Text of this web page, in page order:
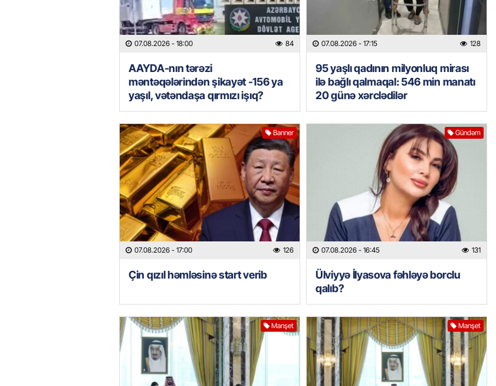
07.08.2026 - 18:00 84
AAYDA-nın tərəzi
məntəqələrindən şikayət -156 ya
yaşıl, vətəndaşa qırmızı işıq?
07.08.2026 - 17:15 128
95 yaşlı qadının milyonluq mirası
ilə bağlı qalmaqal: 546 min manatı
20 günə xərclədilər
Banner
07.08.2026 - 17:00 126
Çin qızıl həmləsinə start verib
Gündəm
07.08.2026 - 16:45 131
Ülviyyə İlyasova fəhləyə borclu
qalıb?
Manşet Manşet